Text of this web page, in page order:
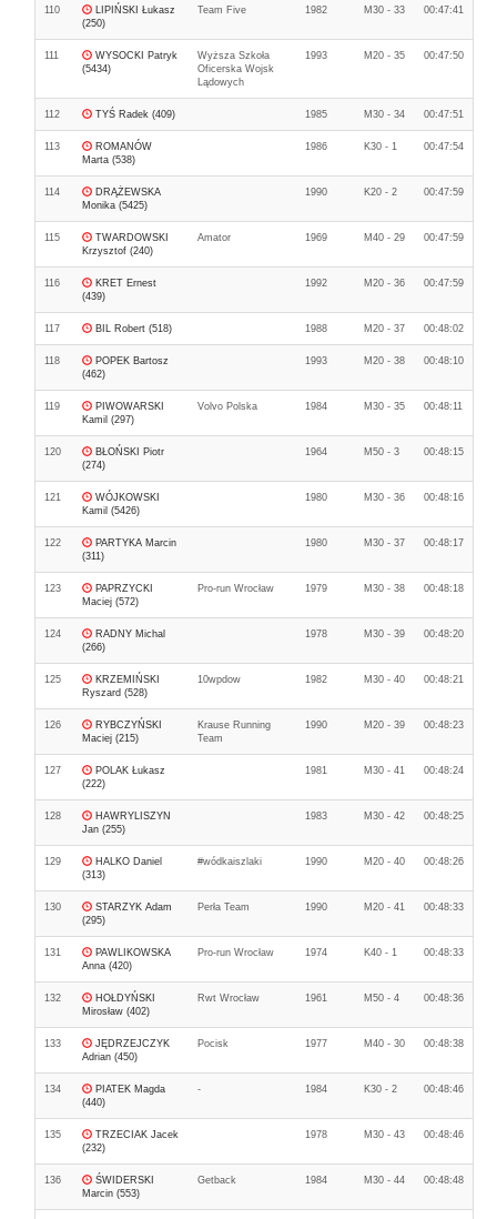
110
LIPIŃSKI Łukasz
(250)
Team Five 1982 M30 - 33 00:47:41
111
WYSOCKI Patryk
(5434)
Wyższa Szkoła
Oficerska Wojsk
Lądowych
1993 M20 - 35 00:47:50
112 TYŚ Radek (409) 1985 M30 - 34 00:47:51
113
ROMANÓW
Marta (538)
1986 K30 - 1 00:47:54
114
DRĄŻEWSKA
Monika (5425)
1990 K20 - 2 00:47:59
115
TWARDOWSKI
Krzysztof (240)
Amator 1969 M40 - 29 00:47:59
116
KRET Ernest
(439)
1992 M20 - 36 00:47:59
117 BIL Robert (518) 1988 M20 - 37 00:48:02
118
POPEK Bartosz
(462)
1993 M20 - 38 00:48:10
119
PIWOWARSKI
Kamil (297)
Volvo Polska 1984 M30 - 35 00:48:11
120
BŁOŃSKI Piotr
(274)
1964 M50 - 3 00:48:15
121
WÓJKOWSKI
Kamil (5426)
1980 M30 - 36 00:48:16
122
PARTYKA Marcin
(311)
1980 M30 - 37 00:48:17
123
PAPRZYCKI
Maciej (572)
Pro-run Wrocław 1979 M30 - 38 00:48:18
124
RADNY Michal
(266)
1978 M30 - 39 00:48:20
125
KRZEMIŃSKI
Ryszard (528)
10wpdow 1982 M30 - 40 00:48:21
126
RYBCZYŃSKI
Maciej (215)
Krause Running
Team
1990 M20 - 39 00:48:23
127
POLAK Łukasz
(222)
1981 M30 - 41 00:48:24
128
HAWRYLISZYN
Jan (255)
1983 M30 - 42 00:48:25
129
HALKO Daniel
(313)
#wódkaiszlaki 1990 M20 - 40 00:48:26
130
STARZYK Adam
(295)
Perła Team 1990 M20 - 41 00:48:33
131
PAWLIKOWSKA
Anna (420)
Pro-run Wrocław 1974 K40 - 1 00:48:33
132
HOŁDYŃSKI
Mirosław (402)
Rwt Wrocław 1961 M50 - 4 00:48:36
133
JĘDRZEJCZYK
Adrian (450)
Pocisk 1977 M40 - 30 00:48:38
134
PIATEK Magda
(440)
- 1984 K30 - 2 00:48:46
135
TRZECIAK Jacek
(232)
1978 M30 - 43 00:48:46
136
ŚWIDERSKI
Marcin (553)
Getback 1984 M30 - 44 00:48:48